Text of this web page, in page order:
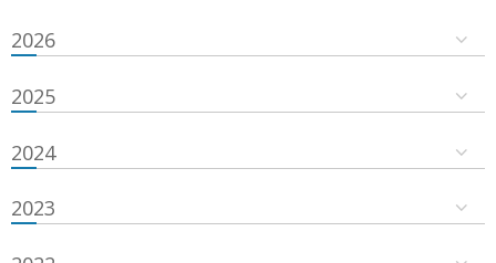
2026
2025
2024
2023